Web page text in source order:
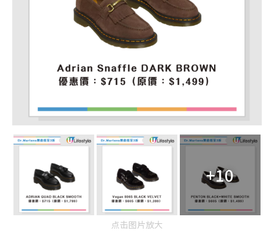
+10
点击图片放大